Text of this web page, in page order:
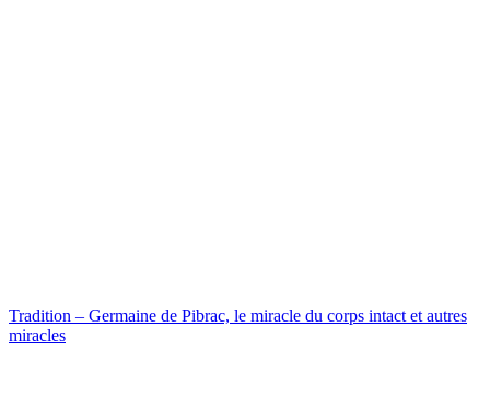
Tradition – Germaine de Pibrac, le miracle du corps intact et autres
miracles